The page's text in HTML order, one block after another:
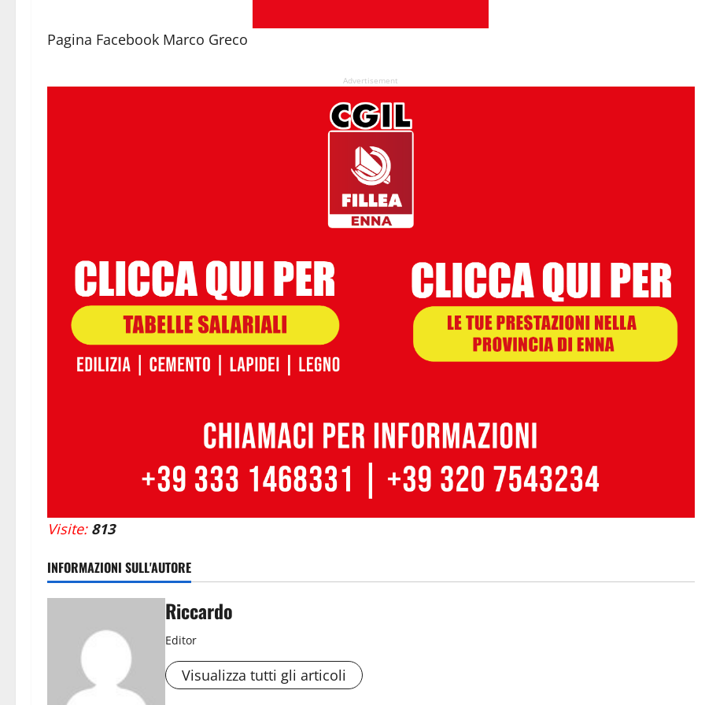
Pagina Facebook Marco Greco
Advertisement
Visite: 813
INFORMAZIONI SULL'AUTORE
Riccardo
Editor
Visualizza tutti gli articoli